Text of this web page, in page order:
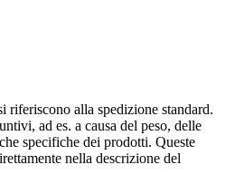
riferiscono alla spedizione standard.
ad es. a causa del peso, delle
specifiche dei prodotti. Queste
nella descrizione del